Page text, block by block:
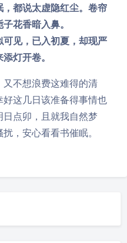
都说太虚隐红尘。卷帘
花香暗入鼻。
见，已入初夏，却现严
灯开卷。
不想浪费这难得的清
这几日该准备得事情也
点卯，且就我自然梦
，安心看看书催眠。